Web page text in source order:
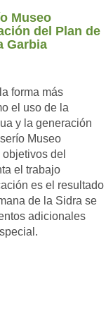
Museo
del Plan de
Garbia
forma más
el uso de la
y la generación
Museo
del
el trabajo
es el resultado
de la Sidra se
adicionales